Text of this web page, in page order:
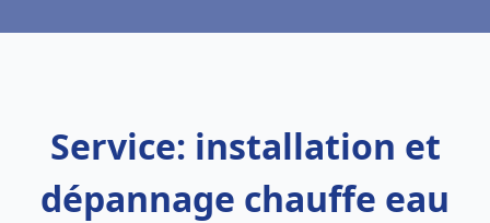
Service: installation et
dépannage chauffe eau